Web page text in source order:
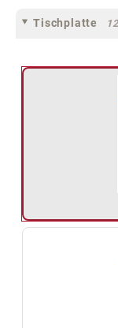
Tischplatte